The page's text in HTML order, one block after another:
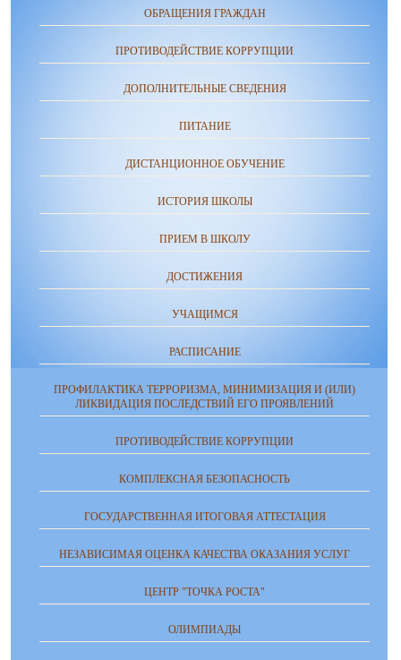
ОБРАЩЕНИЯ ГРАЖДАН
ПРОТИВОДЕЙСТВИЕ КОРРУПЦИИ
ДОПОЛНИТЕЛЬНЫЕ СВЕДЕНИЯ
ПИТАНИЕ
ДИСТАНЦИОННОЕ ОБУЧЕНИЕ
ИСТОРИЯ ШКОЛЫ
ПРИЕМ В ШКОЛУ
ДОСТИЖЕНИЯ
УЧАЩИМСЯ
РАСПИСАНИЕ
ПРОФИЛАКТИКА ТЕРРОРИЗМА, МИНИМИЗАЦИЯ И (ИЛИ)
ЛИКВИДАЦИЯ ПОСЛЕДСТВИЙ ЕГО ПРОЯВЛЕНИЙ
ПРОТИВОДЕЙСТВИЕ КОРРУПЦИИ
КОМПЛЕКСНАЯ БЕЗОПАСНОСТЬ
ГОСУДАРСТВЕННАЯ ИТОГОВАЯ АТТЕСТАЦИЯ
НЕЗАВИСИМАЯ ОЦЕНКА КАЧЕСТВА ОКАЗАНИЯ УСЛУГ
ЦЕНТР "ТОЧКА РОСТА"
ОЛИМПИАДЫ